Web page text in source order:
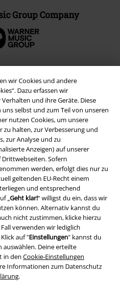
wir Cookies und andere
Dazu erfassen wir
und ihre Geräte. Diese
selbst und zum Teil von unseren
nutzen Cookies, um unsere
zu halten, zur Verbesserung und
zur Analyse und zu
Anzeigen) auf unserer
Drittwebseiten. Sofern
werden, erfolgt dies nur zu
geltenden EU-Recht einem
und entsprechend
„Geht klar!“ willigst du ein, dass wir
können. Alternativ kannst du
nicht zustimmen, klicke hierzu
Fall verwenden wir lediglich
auf "Einstellungen" kannst du
auswählen. Deine erteilte
in den Cookie-Einstellungen
Informationen zum Datenschutz
.
Group Company